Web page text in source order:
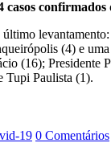
(4) e
(16);
Tupi Paulista (1).
19 0 Comentários